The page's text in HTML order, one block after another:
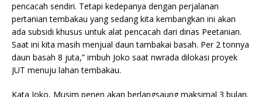
pencacah sendiri. Tetapi kedepanya dengan perjalanan
pertanian tembakau yang sedang kita kembangkan ini akan
ada subsidi khusus untuk alat pencacah dari dinas Peetanian.
Saat ini kita masih menjual daun tambakai basah. Per 2 tonnya
daun basah 8 juta,” imbuh Joko saat nwrada dilokasi proyek
JUT menuju lahan tembakau.
Kata Joko, Musim penen akan berlangsaung maksimal 3 bulan.